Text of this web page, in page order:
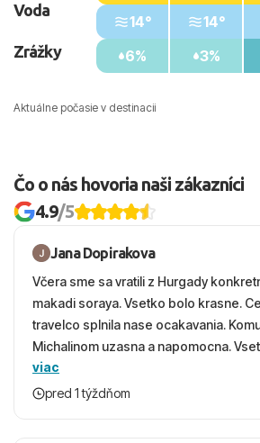
Aktuálne počasie v destinacii
Voda
Zrážky
14°
6%
14°
3%
Čo o nás hovoria naši zákazníci
4.9/5
Jana Dopirakova
Včera sme sa vratili z Hurgady
makadi soraya. Vsetko bolo krasne.
travelco splnila nase ocakavania.
Michalinom uzasna a napomocna.
vecernych hodinach zaco sa
krasny, cisty. Sluzby top. Strava,
viac
pred 1 týždňom